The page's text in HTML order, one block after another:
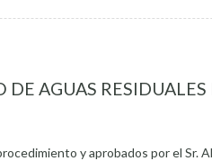
AGUAS RESIDUALES
y aprobados por el Sr.